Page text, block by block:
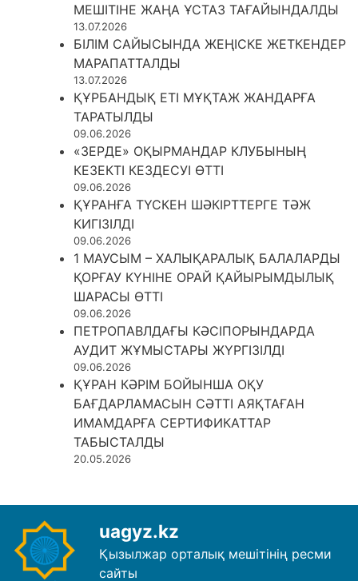
МЕШІТІНЕ ЖАҢА ҰСТАЗ ТАҒАЙЫНДАЛДЫ
13.07.2026
БІЛІМ САЙЫСЫНДА ЖЕҢІСКЕ ЖЕТКЕНДЕР
МАРАПАТТАЛДЫ
13.07.2026
ҚҰРБАНДЫҚ ЕТІ МҰҚТАЖ ЖАНДАРҒА
ТАРАТЫЛДЫ
09.06.2026
«ЗЕРДЕ» ОҚЫРМАНДАР КЛУБЫНЫҢ
КЕЗЕКТІ КЕЗДЕСУІ ӨТТІ
09.06.2026
ҚҰРАНҒА ТҮСКЕН ШӘКІРТТЕРГЕ ТӘЖ
КИГІЗІЛДІ
09.06.2026
1 МАУСЫМ – ХАЛЫҚАРАЛЫҚ БАЛАЛАРДЫ
ҚОРҒАУ КҮНІНЕ ОРАЙ ҚАЙЫРЫМДЫЛЫҚ
ШАРАСЫ ӨТТІ
09.06.2026
ПЕТРОПАВЛДАҒЫ КӘСІПОРЫНДАРДА
АУДИТ ЖҰМЫСТАРЫ ЖҮРГІЗІЛДІ
09.06.2026
ҚҰРАН КӘРІМ БОЙЫНША ОҚУ
БАҒДАРЛАМАСЫН СӘТТІ АЯҚТАҒАН
ИМАМДАРҒА СЕРТИФИКАТТАР
ТАБЫСТАЛДЫ
20.05.2026
uagyz.kz
Қызылжар орталық мешітінің ресми
сайты